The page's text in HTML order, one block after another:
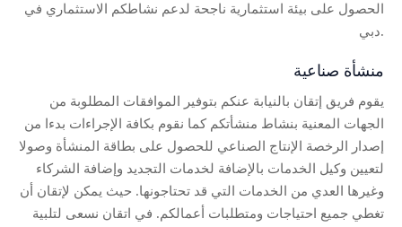
الحصول على بيئة استثمارية ناجحة لدعم نشاطكم الاستثماري في
دبي.
منشأة صناعية
يقوم فريق إتقان بالنيابة عنكم بتوفير الموافقات المطلوبة من
الجهات المعنية بنشاط منشأتكم كما نقوم بكافة الإجراءات بدءا من
إصدار الرخصة الإنتاج الصناعي للحصول على بطاقة المنشأة وصولا
لتعيين وكيل الخدمات بالإضافة لخدمات التجديد وإضافة الشركاء
وغيرها العدي من الخدمات التي قد تحتاجونها. حيث يمكن لإتقان أن
تغطي جميع احتياجات ومتطلبات أعمالكم. في اتقان نسعى لتلبية